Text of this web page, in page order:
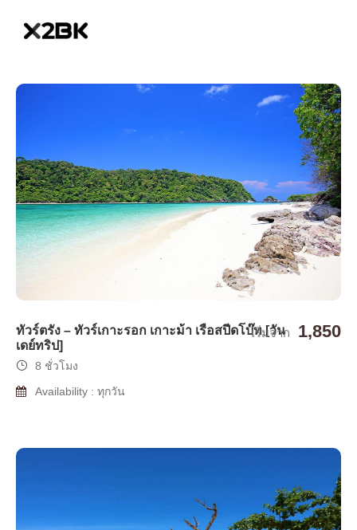
ทัวร์ตรัง – ทัวร์เกาะรอก เกาะม้า เรือสปีดโบ๊ท [วัน
เดย์ทริป]
เริ่มจาก 1,850
8 ชั่วโมง
Availability : ทุกวัน